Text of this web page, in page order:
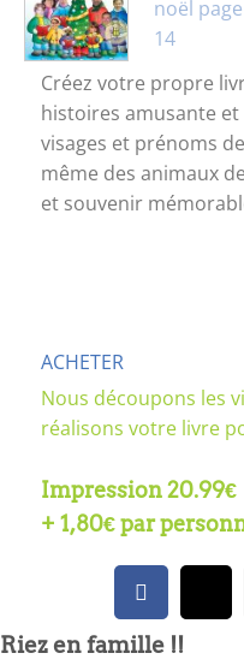
Créez votre propre
histoires amusante et
visages et prénoms
même des animaux
et souvenir
ACHETER
Nous découpons les
réalisons votre livre
Impression 20.99€
+ 1,80€ par
Riez en famille !!